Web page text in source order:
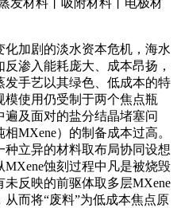
发材料丨吸附材料丨电极材
加剧的淡水资本危机，海水
渗入能耗庞大、成本昂扬，
手艺以其绿色、低成本的特
使用仍受制于两个焦点瓶
及面对的盐分结晶堵塞问
MXene）的制备成本过高。
立异的材料取布局协同设想
蚀刻过程中凡是被烧毁
反映的前驱体取多层MXene
而将“废料”为低成本焦点原